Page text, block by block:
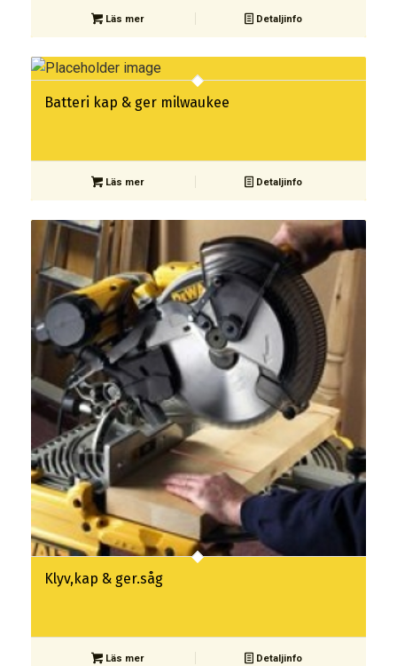
Läs mer Detaljinfo
Batteri kap & ger milwaukee
Läs mer Detaljinfo
Klyv,kap & ger.såg
Läs mer Detaljinfo